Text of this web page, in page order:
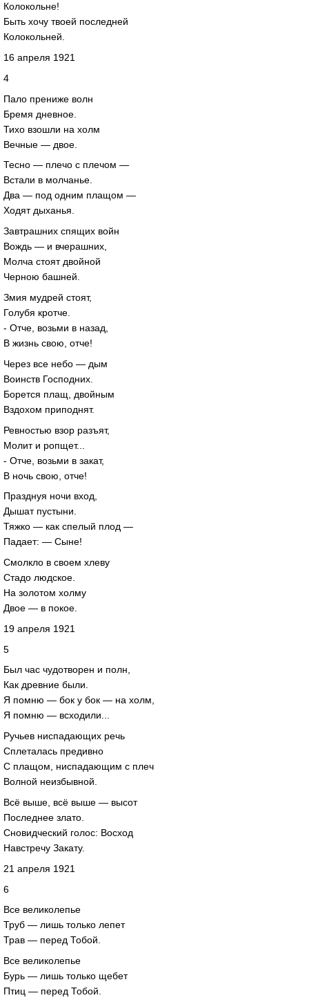
Колокольне!
Быть хочу твоей последней
Колокольней.
16 апреля 1921
4
Пало прениже волн
Бремя дневное.
Тихо взошли на холм
Вечные — двое.
Тесно — плечо с плечом —
Встали в молчанье.
Два — под одним плащом —
Ходят дыханья.
Завтрашних спящих войн
Вождь — и вчерашних,
Молча стоят двойной
Черною башней.
Змия мудрей стоят,
Голубя кротче.
- Отче, возьми в назад,
В жизнь свою, отче!
Через все небо — дым
Воинств Господних.
Борется плащ, двойным
Вздохом приподнят.
Ревностью взор разъят,
Молит и ропщет...
- Отче, возьми в закат,
В ночь свою, отче!
Празднуя ночи вход,
Дышат пустыни.
Тяжко — как спелый плод —
Падает: — Сыне!
Смолкло в своем хлеву
Стадо людское.
На золотом холму
Двое — в покое.
19 апреля 1921
5
Был час чудотворен и полн,
Как древние были.
Я помню — бок у бок — на холм,
Я помню — всходили...
Ручьев ниспадающих речь
Сплеталась предивно
С плащом, ниспадающим с плеч
Волной неизбывной.
Всё выше, всё выше — высот
Последнее злато.
Сновидческий голос: Восход
Навстречу Закату.
21 апреля 1921
6
Все великолепье
Труб — лишь только лепет
Трав — перед Тобой.
Все великолепье
Бурь — лишь только щебет
Птиц — перед Тобой.